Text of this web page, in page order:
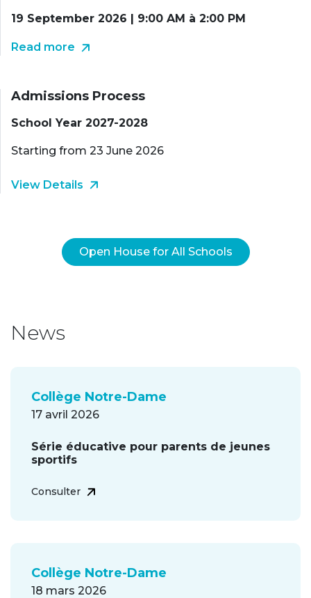
19 September 2026 | 9:00 AM à 2:00 PM
Read more
Admissions Process
School Year 2027-2028
Starting from 23 June 2026
View Details
Open House for All Schools
News
Collège Notre-Dame
17 avril 2026
Série éducative pour parents de jeunes
sportifs
Consulter
Collège Notre-Dame
18 mars 2026